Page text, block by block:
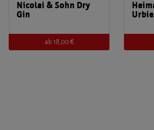
Nicolai & Sohn Dry
Gin
ab 18,00 €